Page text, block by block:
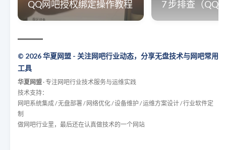
QQ网吧授权绑定操作教程
7 步排查（QQ
© 2026 华夏网盟 - 关注网吧行业动态，分享无盘技术与网吧常用
工具
华夏网盟 · 专注网吧行业技术服务与运维实践
技术支持：
网吧系统集成 / 无盘部署 / 网络优化 / 设备维护 / 运维方案设计 / 行业软件定
制
做网吧行业里，最后还在认真做技术的一个网站